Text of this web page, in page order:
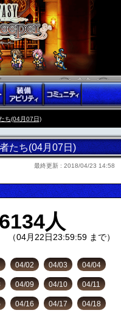
ち(04月07日)
たち(04月07日)
最終更新 : 2018/04/23 14:58
人
（04月22日23:59:59 まで）
04/02 04/03 04/04
04/09 04/10 04/11
04/16 04/17 04/18